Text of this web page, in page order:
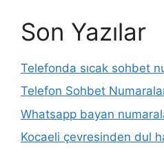
Son Yazılar
Telefonda sıcak sohbet
Telefon Sohbet
Whatsapp bayan
Kocaeli çevresinden dul